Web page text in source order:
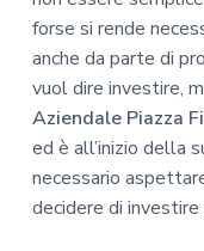
forse si rende
anche da parte di
vuol dire investire,
Aziendale Piazza
ed è all’inizio della
necessario
decidere di